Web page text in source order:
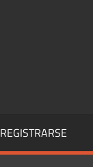
REGISTRARSE